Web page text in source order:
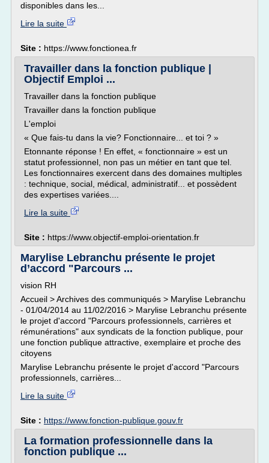
disponibles dans les...
Lire la suite
Site : https://www.fonctionea.fr
Travailler dans la fonction publique |
Objectif Emploi ...
Travailler dans la fonction publique
Travailler dans la fonction publique
L'emploi
« Que fais-tu dans la vie? Fonctionnaire... et toi ? »
Etonnante réponse ! En effet, « fonctionnaire » est un
statut professionnel, non pas un métier en tant que tel.
Les fonctionnaires exercent dans des domaines multiples
: technique, social, médical, administratif... et possèdent
des expertises variées....
Lire la suite
Site : https://www.objectif-emploi-orientation.fr
Marylise Lebranchu présente le projet
d’accord "Parcours ...
vision RH
Accueil > Archives des communiqués > Marylise Lebranchu
- 01/04/2014 au 11/02/2016 > Marylise Lebranchu présente
le projet d'accord "Parcours professionnels, carrières et
rémunérations" aux syndicats de la fonction publique, pour
une fonction publique attractive, exemplaire et proche des
citoyens
Marylise Lebranchu présente le projet d'accord "Parcours
professionnels, carrières...
Lire la suite
Site : https://www.fonction-publique.gouv.fr
La formation professionnelle dans la
fonction publique ...